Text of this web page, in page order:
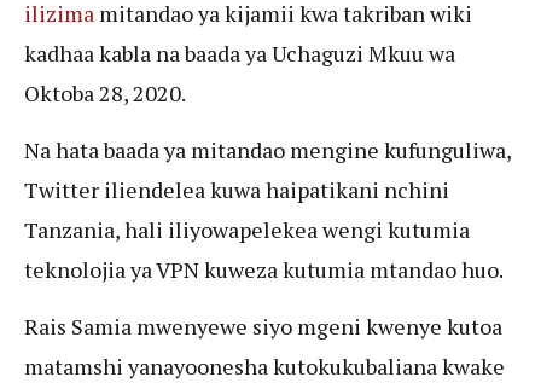
ilizima mitandao ya kijamii kwa takriban wiki
kadhaa kabla na baada ya Uchaguzi Mkuu wa
Oktoba 28, 2020.
Na hata baada ya mitandao mengine kufunguliwa,
Twitter iliendelea kuwa haipatikani nchini
Tanzania, hali iliyowapelekea wengi kutumia
teknolojia ya VPN kuweza kutumia mtandao huo.
Rais Samia mwenyewe siyo mgeni kwenye kutoa
matamshi yanayoonesha kutokukubaliana kwake